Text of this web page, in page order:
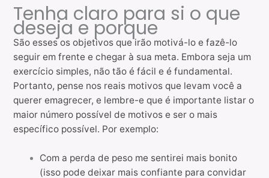
Tenha claro para si o que
deseja e porque
São esses os objetivos que irão motivá-lo e fazê-lo
seguir em frente e chegar à sua meta. Embora seja um
exercício simples, não tão é fácil e é fundamental.
Portanto, pense nos reais motivos que levam você a
querer emagrecer, e lembre-e que é importante listar o
maior número possível de motivos e ser o mais
específico possível. Por exemplo:
Com a perda de peso me sentirei mais bonito
(isso pode deixar mais confiante para convidar